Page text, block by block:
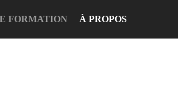
FORMATION À PROPOS